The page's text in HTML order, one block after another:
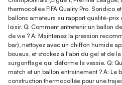
thermocollée FIFA Quality Pro. Sondico
ballons amateurs au rapport qualité-prix
loisir. Q: Comment entretenir un ballon
de vie ? A: Maintenez la pression
bar), nettoyez avec un chiffon humide
boueux, et stockez à l'abri du gel et de
surgonflage qui déforme la vessie. Q:
match et un ballon entraînement ? A: Le
construction thermocollée pour une